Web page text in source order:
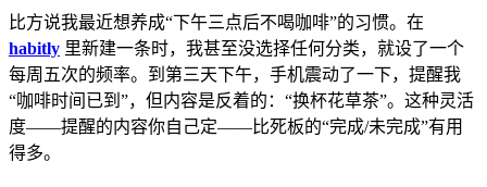
比方说我最近想养成“下午三点后不喝咖啡”的习惯。在
habitly 里新建一条时，我甚至没选择任何分类，就设了一个
每周五次的频率。到第三天下午，手机震动了一下，提醒我
“咖啡时间已到”，但内容是反着的：“换杯花草茶”。这种灵活
度——提醒的内容你自己定——比死板的“完成/未完成”有用
得多。